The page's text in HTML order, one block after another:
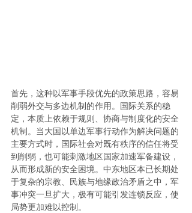
首先，这种以军事手段优先的政策思路，容易
削弱外交与多边机制的作用。国际关系的稳
定，本质上依赖于规则、协商与制度化的安全
机制。当大国以单边军事行动作为解决问题的
主要方式时，国际社会对既有秩序的信任将受
到削弱，也可能刺激地区国家加速军备建设，
从而形成新的安全困境。中东地区本已长期处
于复杂的宗教、民族与地缘政治矛盾之中，军
事冲突一旦扩大，极有可能引发连锁反应，使
局势更加难以控制。